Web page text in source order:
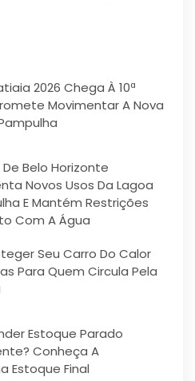
2026 Chega À 10ª
Movimentar A Nova
Belo Horizonte
Novos Usos Da Lagoa
E Mantém Restrições
Com A Água
Seu Carro Do Calor
Para Quem Circula Pela
Estoque Parado
Conheça A
Estoque Final